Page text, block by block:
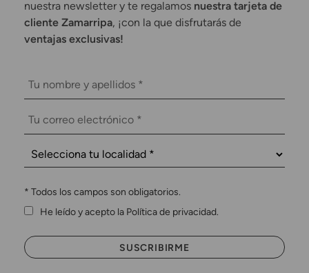
nuestra newsletter y te regalamos nuestra tarjeta de
cliente Zamarripa, ¡con la que disfrutarás de
ventajas exclusivas!
* Todos los campos son obligatorios.
He leído y acepto la Política de privacidad.